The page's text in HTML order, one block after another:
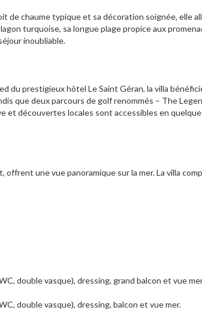
de chaume typique et sa décoration soignée, elle
turquoise, sa longue plage propice aux
inoubliable.
du prestigieux hôtel Le Saint Géran, la villa
que deux parcours de golf renommés – The
et découvertes locales sont accessibles en
une vue panoramique sur la mer. La villa
double vasque), dressing, grand balcon et vue
double vasque), dressing, balcon et vue mer.